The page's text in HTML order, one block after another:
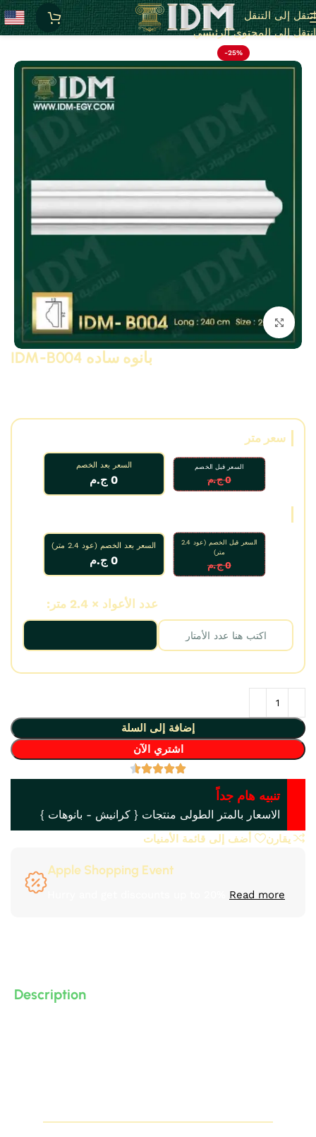
انتقل إلى التنقل
انتقل إلى المحتوى الرئيسي
الرئيسية B - بانوهات ساده
-25%
انقر للتكبير
بانوه ساده IDM-B004
سعر متر
السعر قبل الخصم
0 ج.م
السعر بعد الخصم
0 ج.م
السعر قبل الخصم (عود 2.4
متر)
0 ج.م
السعر بعد الخصم (عود 2.4 متر)
0 ج.م
عدد الأعواد × 2.4 متر:
إضافة إلى السلة
اشتري الآن
تنبيه هام جداً
الاسعار بالمتر الطولى منتجات { كرانيش - بانوهات }
يقارن أضف إلى قائمة الأمنيات
Apple Shopping Event
Read more
Description